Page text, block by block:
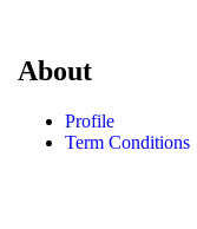
About
Profile
Term Conditions